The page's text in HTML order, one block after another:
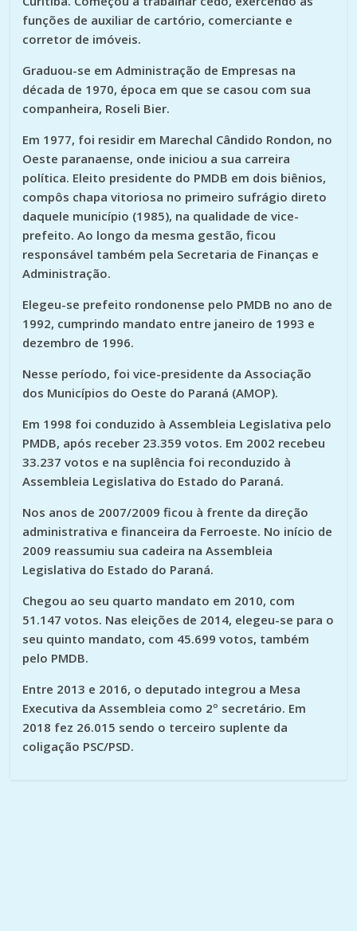
funções de auxiliar de cartório, comerciante e
corretor de imóveis.
Graduou-se em Administração de Empresas na
década de 1970, época em que se casou com sua
companheira, Roseli Bier.
Em 1977, foi residir em Marechal Cândido Rondon, no
Oeste paranaense, onde iniciou a sua carreira
política. Eleito presidente do PMDB em dois biênios,
compôs chapa vitoriosa no primeiro sufrágio direto
daquele município (1985), na qualidade de vice-
prefeito. Ao longo da mesma gestão, ficou
responsável também pela Secretaria de Finanças e
Administração.
Elegeu-se prefeito rondonense pelo PMDB no ano de
1992, cumprindo mandato entre janeiro de 1993 e
dezembro de 1996.
Nesse período, foi vice-presidente da Associação
dos Municípios do Oeste do Paraná (AMOP).
Em 1998 foi conduzido à Assembleia Legislativa pelo
PMDB, após receber 23.359 votos. Em 2002 recebeu
33.237 votos e na suplência foi reconduzido à
Assembleia Legislativa do Estado do Paraná.
Nos anos de 2007/2009 ficou à frente da direção
administrativa e financeira da Ferroeste. No início de
2009 reassumiu sua cadeira na Assembleia
Legislativa do Estado do Paraná.
Chegou ao seu quarto mandato em 2010, com
51.147 votos. Nas eleições de 2014, elegeu-se para o
seu quinto mandato, com 45.699 votos, também
pelo PMDB.
Entre 2013 e 2016, o deputado integrou a Mesa
Executiva da Assembleia como 2º secretário. Em
2018 fez 26.015 sendo o terceiro suplente da
coligação PSC/PSD.